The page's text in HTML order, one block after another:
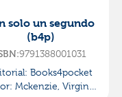
solo un segundo
(b4p)
9791388001031
Books4pocket
Mckenzie, Virginia